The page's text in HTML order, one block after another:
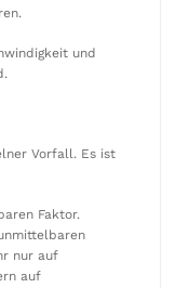
und
Vorfall. Es ist
Faktor.
nur auf
auf